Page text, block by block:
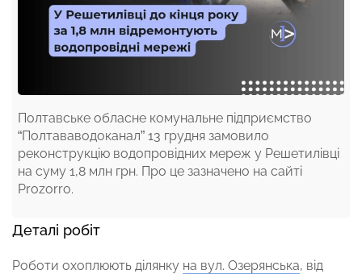
Полтавське обласне комунальне підприємство
“Полтававодоканал” 13 грудня замовило
реконструкцію водопровідних мереж у Решетилівці
на суму 1,8 млн грн. Про це зазначено на сайті
Prozorro.
Деталі робіт
Роботи охоплюють ділянку на вул. Озерянська, від